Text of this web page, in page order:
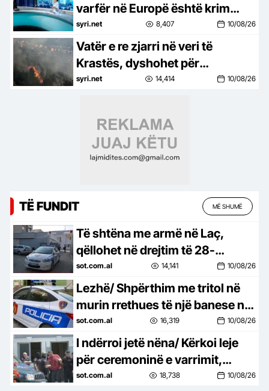
varfër në Europë është krim
shtetëror’, Xhixho: Paratë
shkuan për korrupsion,
emergjencat u lanë në mjerim
syri.net 8,407 10/08/26
Vatër e re zjarri në veri të
Krastës, dyshohet për
zjarrvënie të qëllimshme/ Flakët
syri.net 14,414 10/08/26
TË FUNDIT MË SHUMË
Të shtëna me armë në Laç,
qëllohet në drejtim të 28-
vjeçarit, i riu denoncon në polici
sot.com.al 14,141 10/08/26
Lezhë/ Shpërthim me tritol në
murin rrethues të një banese në
Shënkoll! Nisin hetimet
sot.com.al 16,319 10/08/26
I ndërroi jetë nëna/ Kërkoi leje
për ceremoninë e varrimit,
Ardian Çapjas i refuzohet
sot.com.al 18,738 10/08/26